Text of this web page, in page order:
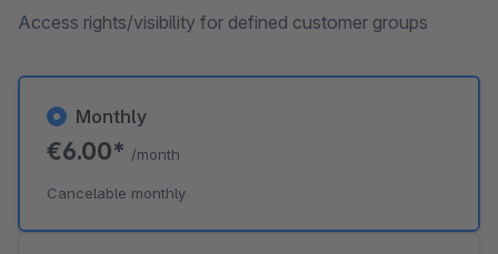
Access rights/visibility for defined customer groups
Monthly
€6.00* /month
Cancelable monthly